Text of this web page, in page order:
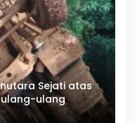
Sejati atas
ulang